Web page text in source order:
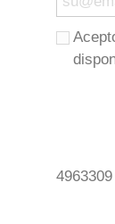
4963309